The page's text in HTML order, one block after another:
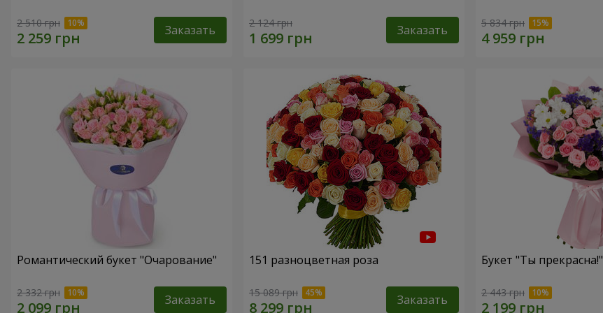
2 510 грн Заказать 2 124 грн Заказать 5 834 грн
Романтический букет "Очарование"
2 332 грн Заказать
151 разноцветная роза
15 089 грн Заказать
Букет "Ты прекрасна!"
2 443 грн